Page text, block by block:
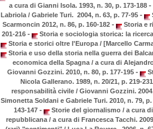
a cura di Gianni Isola. 1993, n. 30, p. 173-188 -
Labriola / Gabriele Turi. 2004, n. 63, p. 77-95 -
Scarmoncin 2012, n. 86, p. 160-182 -
Storia e
201-216 -
Storia e sociologia storica: la
Storia e storici oltre l'Europa / [Marcello
Storia e uso della storia nella guerra dei
economica della Spagna / a cura di
Giovanni Gozzini. 2010, n. 80, p. 177-195 -
Nicola Gallerano. 1989, n. 20/21, p. 219-
responsabilità civile / Giovanni Gozzini.
Simonetta Soldani e Gabriele Turi. 2010, n. 79,
143-147 -
Storie del giornalismo / a cura di
repubblicana / a cura di Francesca Tacchi.